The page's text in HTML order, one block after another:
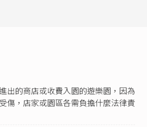
之法律效果。
易之履約擔保。
約履行有關之事項。
記載事項，依契約之性質及目的，
：
出的商店或收費入園的遊樂園，因為
傷，店家或園區各需負擔什麼法律責